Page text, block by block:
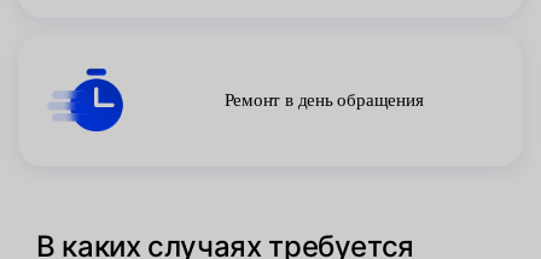
Ремонт в день обращения
В каких случаях требуется